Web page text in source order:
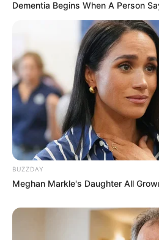
Dementia Begins When A Person
BUZZDAY
Meghan Markle's Daughter All